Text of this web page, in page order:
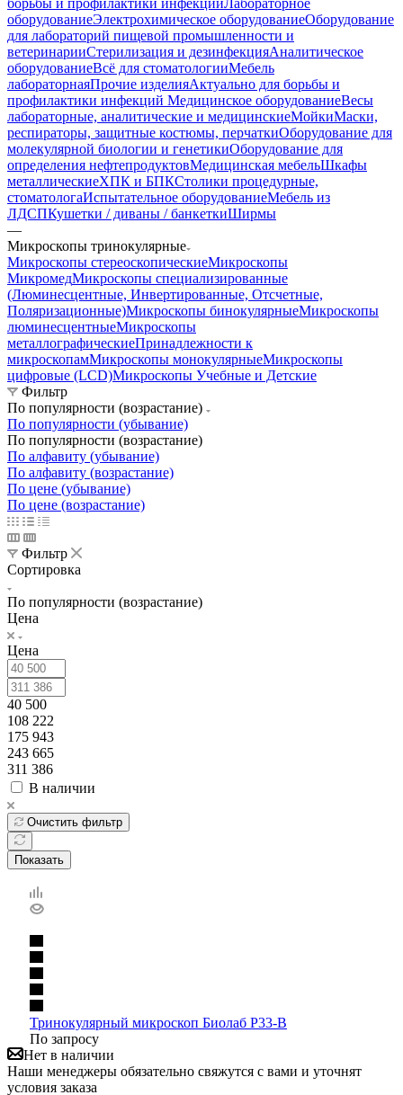
оборудованиеЭлектрохимическое оборудованиеОборудование
для лабораторий пищевой промышленности и
ветеринарииСтерилизация и дезинфекцияАналитическое
оборудованиеВсё для стоматологииМебель
лабораторнаяПрочие изделияАктуально для борьбы и
профилактики инфекций Медицинское оборудованиеВесы
лабораторные, аналитические и медицинскиеМойкиМаски,
респираторы, защитные костюмы, перчаткиОборудование для
молекулярной биологии и генетикиОборудование для
определения нефтепродуктовМедицинская мебельШкафы
металлическиеХПК и БПКСтолики процедурные,
стоматологаИспытательное оборудованиеМебель из
ЛДСПКушетки / диваны / банкеткиШирмы
—
Микроскопы тринокулярные
Микроскопы стереоскопическиеМикроскопы
МикромедМикроскопы специализированные
(Люминесцентные, Инвертированные, Отсчетные,
Поляризационные)Микроскопы бинокулярныеМикроскопы
люминесцентныеМикроскопы
металлографическиеПринадлежности к
микроскопамМикроскопы монокулярныеМикроскопы
цифровые (LCD)Микроскопы Учебные и Детские
Фильтр
По популярности (возрастание)
По популярности (убывание)
По популярности (возрастание)
По алфавиту (убывание)
По алфавиту (возрастание)
По цене (убывание)
По цене (возрастание)
Фильтр
Сортировка
По популярности (возрастание)
Цена
Цена
40 500
108 222
175 943
243 665
311 386
В наличии
Очистить фильтр
Показать
Тринокулярный микроскоп Биолаб Р33-В
По запросу
Нет в наличии
Наши менеджеры обязательно свяжутся с вами и уточнят
условия заказа